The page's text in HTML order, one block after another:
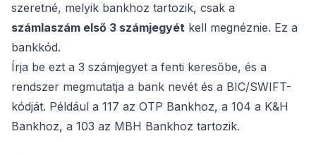
szeretné, melyik bankhoz tartozik, csak a
számlaszám első 3 számjegyét kell megnéznie. Ez a
bankkód.
Írja be ezt a 3 számjegyet a fenti keresőbe, és a
rendszer megmutatja a bank nevét és a BIC/SWIFT-
kódját. Például a 117 az OTP Bankhoz, a 104 a K&H
Bankhoz, a 103 az MBH Bankhoz tartozik.